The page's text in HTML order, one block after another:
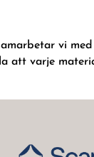
vi
att varje